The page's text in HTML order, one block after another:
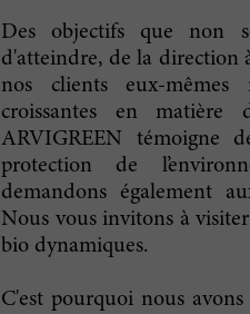
Des objectifs que non
d'atteindre, de la direction
nos clients eux-mêmes
croissantes en matière
ARVIGREEN témoigne
protection de
demandons également
Nous vous invitons à
bio dynamiques.
C'est pourquoi nous